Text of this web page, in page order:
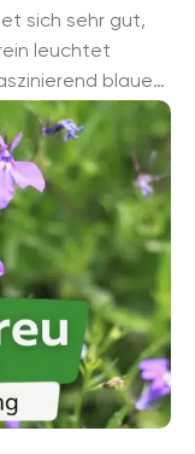
sich sehr gut,
leuchtet
blauen